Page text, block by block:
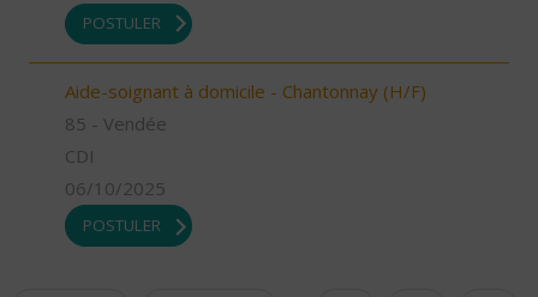
POSTULER
Aide-soignant à domicile - Chantonnay (H/F)
85 - Vendée
CDI
06/10/2025
POSTULER